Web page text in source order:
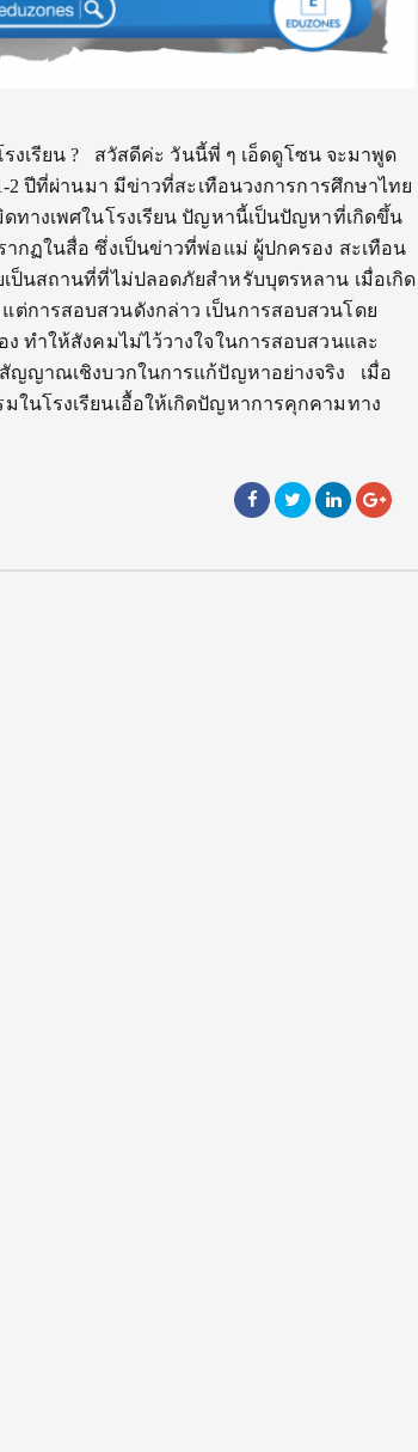
งเรียน ? สวัสดีค่ะ วันนี้พี่ ๆ เอ็ดดูโซน จะมาพูด
ปีที่ผ่านมา มีข่าวที่สะเทือนวงการการศึกษาไทย
ทางเพศในโรงเรียน ปัญหานี้เป็นปัญหาที่เกิดขึ้น
กฏในสื่อ ซึ่งเป็นข่าวที่พ่อแม่ ผู้ปกครอง สะเทือน
เป็นสถานที่ที่ไม่ปลอดภัยสำหรับบุตรหลาน เมื่อเกิด
การสอบสวนดังกล่าว เป็นการสอบสวนโดย
ทำให้สังคมไม่ไว้วางใจในการสอบสวนและ
สัญญาณเชิงบวกในการแก้ปัญหาอย่างจริง เมื่อ
นโรงเรียนเอื้อให้เกิดปัญหาการคุกคามทาง